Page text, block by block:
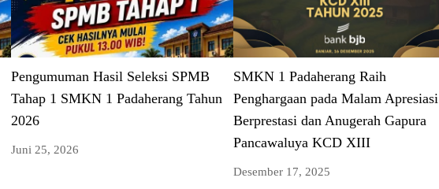
Pengumuman Hasil Seleksi SPMB
Tahap 1 SMKN 1 Padaherang Tahun
2026
Juni 25, 2026
SMKN 1 Padaherang Raih
Penghargaan pada Malam Apresiasi
Berprestasi dan Anugerah Gapura
Pancawaluya KCD XIII
Desember 17, 2025